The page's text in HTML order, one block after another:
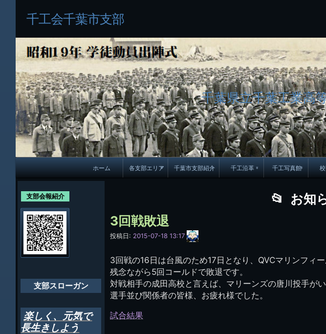
千工会千葉市支部
千葉県立千葉工業高
メ
イ
ン
ナ
ビ
ゲ
ー
ョ
ン
ホーム 各支部エリア 千葉市支部紹介
年間行事
会員メッセージ
千工沿革
財団法人千工会
鉄道連隊
千工写真館
歴代校長
生実校舎以降
お知
3回戦敗退
投稿日: 2015-07-18 13:17
サ
イ
管
理
人
(44E)
3回戦の16日は台風のため17日となり、QVCマリンフィー
残念ながら5回コールドで敗退です。
対戦相手の成田高校と言えば、マリーンズの唐川投手がい
選手並び関係者の皆様、お疲れ様でした。
試合結果
支部会報紹介
支部スローガン
楽しく、元気で
長生きしよう